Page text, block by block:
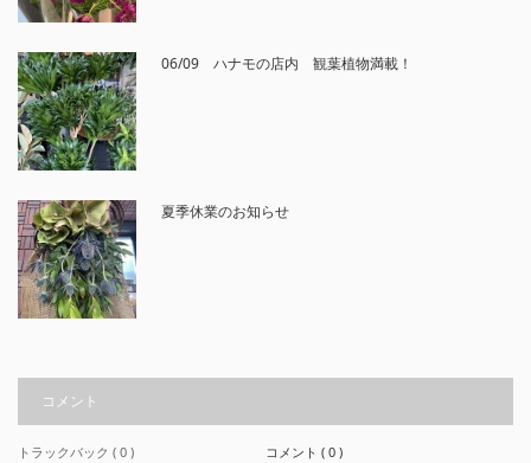
06/09 ハナモの店内 観葉植物満載！
夏季休業のお知らせ
コメント
トラックバック ( 0 ) コメント ( 0 )